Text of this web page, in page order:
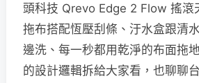
頭科技 Qrevo Edge 2 Flow 搖滾
拖布搭配恆壓刮條、汙水盒跟清
邊洗、每一秒都用乾淨的布面拖
的設計邏輯拆給大家看，也聊聊